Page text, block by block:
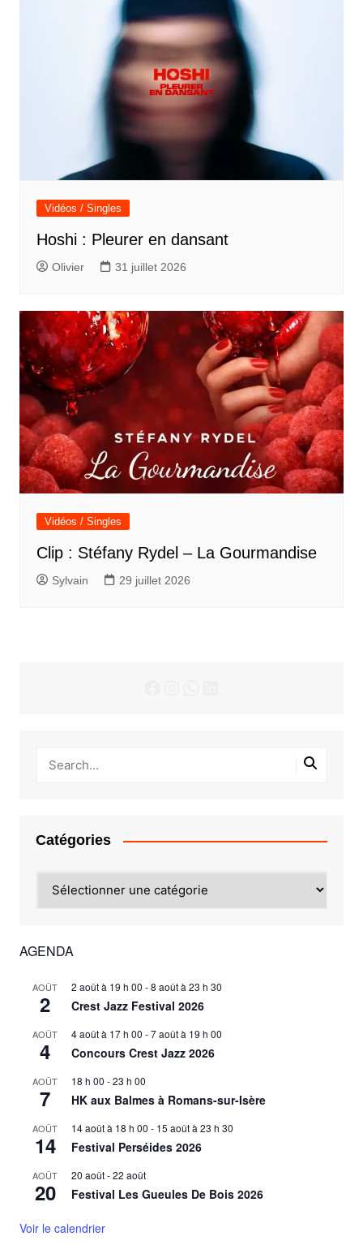
Vidéos / Singles
Hoshi : Pleurer en dansant
Olivier 31 juillet 2026
Vidéos / Singles
Clip : Stéfany Rydel – La Gourmandise
Sylvain 29 juillet 2026
Catégories
AGENDA
AOÛT
2
2 août à 19 h 00 -8 août à 23 h 30
Crest Jazz Festival 2026
AOÛT
4
4 août à 17 h 00 -7 août à 19 h 00
Concours Crest Jazz 2026
AOÛT
7
18 h 00 -23 h 00
HK aux Balmes à Romans-sur-Isère
AOÛT
14
14 août à 18 h 00 - 15 août à 23 h 30
Festival Perséides 2026
AOÛT
20
20 août-22 août
Festival Les Gueules De Bois 2026
Voir le calendrier